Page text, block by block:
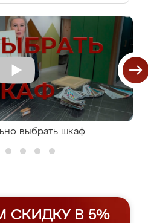
выбрать шкаф
СКИДКУ В 5%